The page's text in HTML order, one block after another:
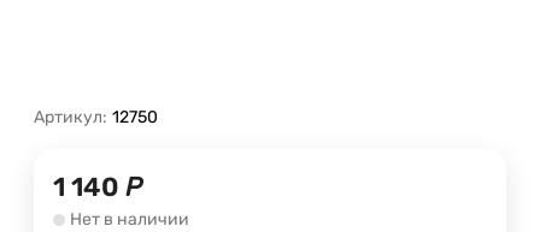
Артикул: 12750
1 140 Р
Нет в наличии